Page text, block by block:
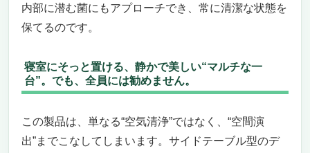
内部に潜む菌にもアプローチでき、常に清潔な状態を
保てるのです。
寝室にそっと置ける、静かで美しい“マルチな一
台”。でも、全員には勧めません。
この製品は、単なる“空気清浄”ではなく、“空間演
出”までこなしてしまいます。サイドテーブル型のデ